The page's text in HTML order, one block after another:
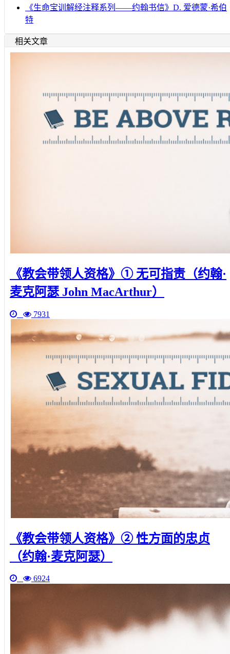
《生命宝训解经注释系列——约翰书信》D. 爱德蒙·希伯
特
相关文章
《教会带领人资格》① 无可指责（约翰·
麦克阿瑟 John MacArthur）
7931
《教会带领人资格》② 性方面的忠贞
（约翰·麦克阿瑟）
6924